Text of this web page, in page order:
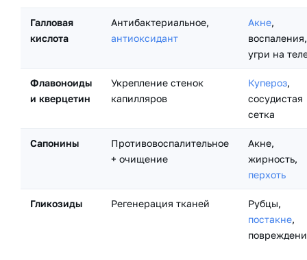
Галловая
кислота
Антибактериальное,
антиоксидант
Акне,
воспаления,
угри на
Флавоноиды
и кверцетин
Укрепление стенок
капилляров
Купероз,
сосудистая
сетка
Сапонины
Противовоспалительное
+ очищение
Акне,
жирность,
перхоть
Гликозиды Регенерация тканей
Рубцы,
постакне,